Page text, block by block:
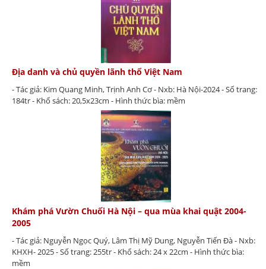
Địa danh và chủ quyền lãnh thổ Việt Nam
- Tác giả: Kim Quang Minh, Trịnh Anh Cơ - Nxb: Hà Nội-2024 - Số trang:
184tr - Khổ sách: 20,5x23cm - Hình thức bìa: mềm
Khám phá Vườn Chuối Hà Nội – qua mùa khai quật 2004-
2005
- Tác giả: Nguyễn Ngọc Quý, Lâm Thị Mỹ Dung, Nguyễn Tiến Đà - Nxb:
KHXH- 2025 - Số trang: 255tr - Khổ sách: 24 x 22cm - Hình thức bìa:
mềm